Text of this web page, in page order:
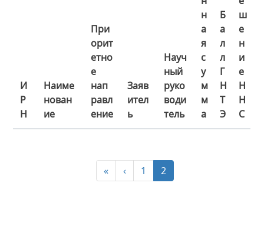
И
Р
Н
Наиме
нован
ие
При
орит
етно
е
нап
равл
ение
Заяв
ител
ь
Науч
ный
руко
води
тель
н
а
я
с
у
м
м
а
Б
а
л
л
Г
Н
Т
Э
ш
е
н
и
е
Н
Н
С
« ‹ 1 2